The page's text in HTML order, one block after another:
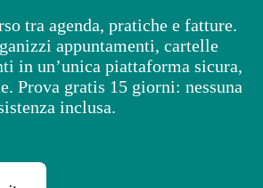
tra agenda, pratiche e fatture.
appuntamenti, cartelle
in un’unica piattaforma sicura,
Prova gratis 15 giorni: nessuna
inclusa.